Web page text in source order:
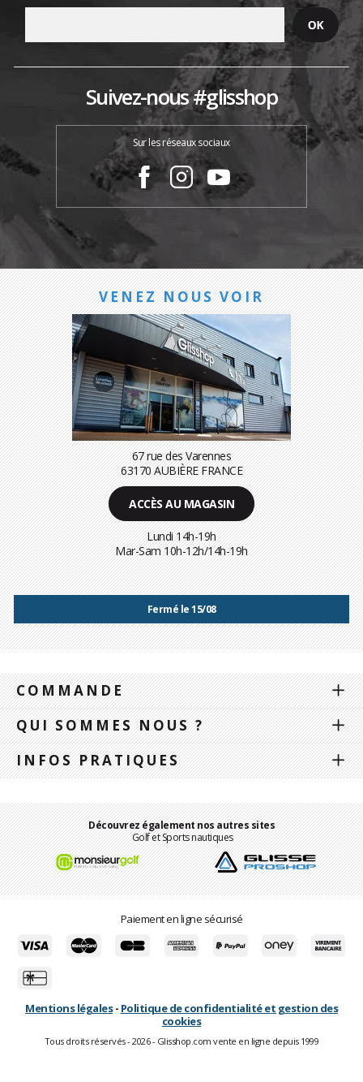
Suivez-nous #glisshop
Sur les réseaux sociaux
VENEZ NOUS VOIR
67 rue des Varennes
63170 AUBIÈRE FRANCE
ACCÈS AU MAGASIN
Lundi 14h-19h
Mar-Sam 10h-12h/14h-19h
Fermé le 15/08
COMMANDE
QUI SOMMES NOUS ?
INFOS PRATIQUES
Découvrez également nos autres sites
Golf et Sports nautiques
Paiement en ligne sécurisé
Mentions légales- Politique de confidentialité et gestion des
cookies
Tous droits réservés - 2026 - Glisshop.com vente en ligne depuis 1999